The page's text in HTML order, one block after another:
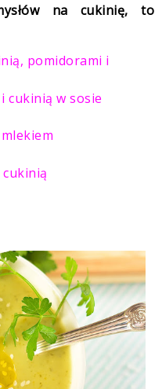
na cukinię, to
pomidorami i
cukinią w sosie